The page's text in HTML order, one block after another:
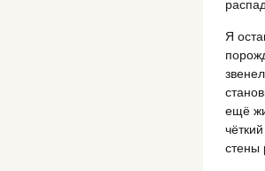
Я
ещё
стены